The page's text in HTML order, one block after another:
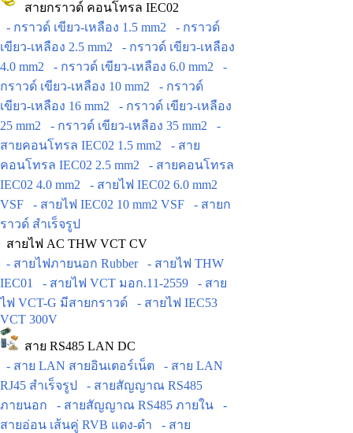
สายกราวด์ คอนโทรล IEC02
- กราวด์ เขียว-เหลือง 1.5 mm2
- กราวด์
เขียว-เหลือง 2.5 mm2
- กราวด์ เขียว-เหลือง
4.0 mm2
- กราวด์ เขียว-เหลือง 6.0 mm2
-
กราวด์ เขียว-เหลือง 10 mm2
- กราวด์
เขียว-เหลือง 16 mm2
- กราวด์ เขียว-เหลือง
25 mm2
- กราวด์ เขียว-เหลือง 35 mm2
-
สายคอนโทรล IEC02 1.5 mm2
- สาย
คอนโทรล IEC02 2.5 mm2
- สายคอนโทรล
IEC02 4.0 mm2
- สายไฟ IEC02 6.0 mm2
VSF
- สายไฟ IEC02 10 mm2 VSF
- สายก
ราวด์ สำเร็จรูป
สายไฟ AC THW VCT CV
- สายไฟภายนอก Rubber
- สายไฟ THW
IEC01
- สายไฟ VCT มอก.11-2559
- สาย
ไฟ VCT-G มีสายกราวด์
- สายไฟ IEC53
VCT 300V
สาย RS485 LAN DC
- สาย LAN สายอินเตอร์เน็ต
- สาย LAN
RJ45 สำเร็จรูป
- สายสัญญาณ RS485
ภายนอก
- สายสัญญาณ RS485 ภายใน
-
สายอ่อน เส้นคู่ RVB แดง-ดำ
- สาย